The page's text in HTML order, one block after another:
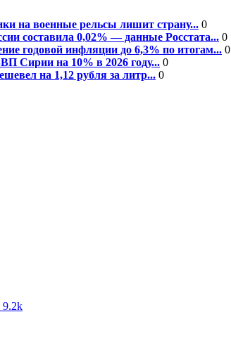
на военные рельсы лишит страну... 0
составила 0,02% — данные Росстата... 0
годовой инфляции до 6,3% по итогам... 0
Сирии на 10% в 2026 году... 0
на 1,12 рубля за литр... 0
9.2k